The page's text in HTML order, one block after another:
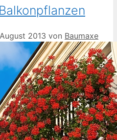
2013 von Baumaxe